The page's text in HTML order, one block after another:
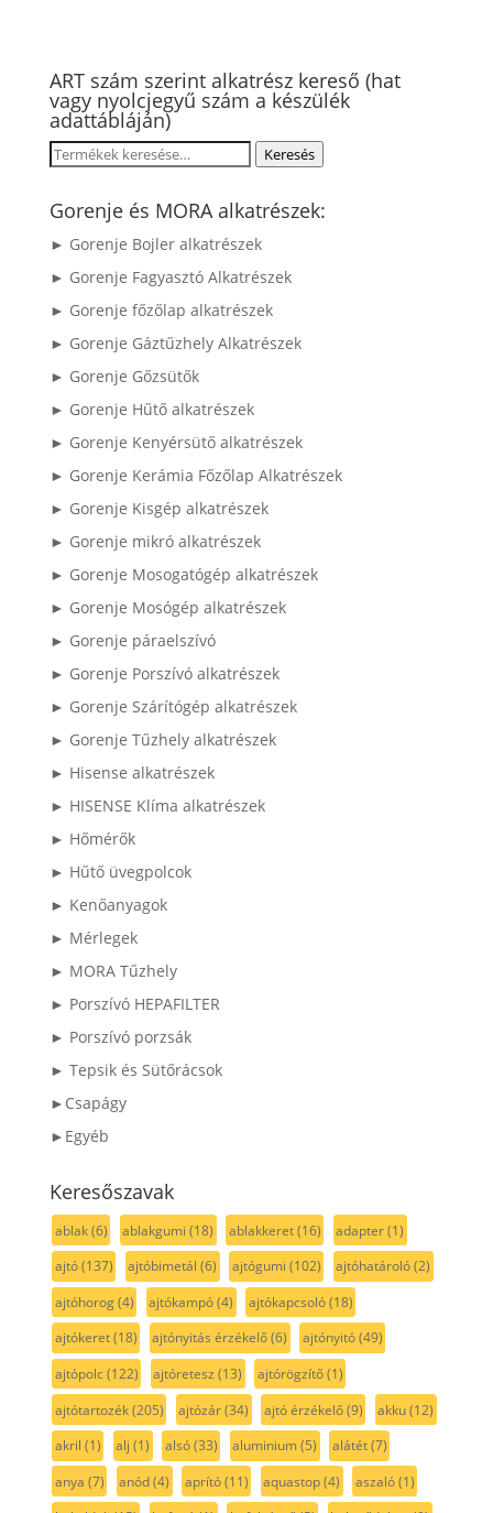
ART szám szerint alkatrész kereső (hat
vagy nyolcjegyű szám a készülék
adattábláján)
Keresés
következőre:
Keresés
Gorenje és MORA alkatrészek:
► Gorenje Bojler alkatrészek
► Gorenje Fagyasztó Alkatrészek
► Gorenje főzőlap alkatrészek
► Gorenje Gáztűzhely Alkatrészek
► Gorenje Gőzsütők
► Gorenje Hűtő alkatrészek
► Gorenje Kenyérsütő alkatrészek
► Gorenje Kerámia Főzőlap Alkatrészek
► Gorenje Kisgép alkatrészek
► Gorenje mikró alkatrészek
► Gorenje Mosogatógép alkatrészek
► Gorenje Mosógép alkatrészek
► Gorenje páraelszívó
► Gorenje Porszívó alkatrészek
► Gorenje Szárítógép alkatrészek
► Gorenje Tűzhely alkatrészek
► Hisense alkatrészek
► HISENSE Klíma alkatrészek
► Hőmérők
► Hűtő üvegpolcok
► Kenőanyagok
► Mérlegek
► MORA Tűzhely
► Porszívó HEPAFILTER
► Porszívó porzsák
► Tepsik és Sütőrácsok
►Csapágy
►Egyéb
Keresőszavak
ablak(6) ablakgumi (18) ablakkeret(16) adapter(1)
ajtó(137) ajtóbimetál (6) ajtógumi (102) ajtóhatároló(2)
ajtóhorog(4) ajtókampó(4) ajtókapcsoló(18)
ajtókeret(18) ajtónyitás érzékelő(6) ajtónyitó(49)
ajtópolc(122) ajtóretesz (13) ajtórögzítő(1)
ajtótartozék(205) ajtózár(34) ajtó érzékelő(9) akku(12)
akril (1) alj (1) alsó(33) aluminium(5) alátét(7)
anya (7) anód(4) aprító(11) aquastop(4) aszaló(1)